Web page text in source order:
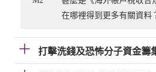
在哪裡得到更多有關資料
打擊洗錢及恐怖分子資金籌